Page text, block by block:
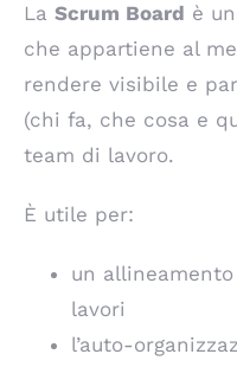
La Scrum Board è
che appartiene al
rendere visibile e
(chi fa, che cosa e
team di lavoro.
È utile per:
un
lavori
l’auto-